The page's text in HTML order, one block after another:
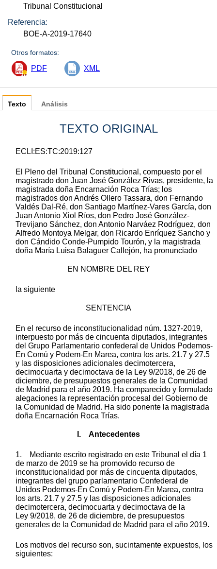
Tribunal Constitucional
Referencia:
BOE-A-2019-17640
Otros formatos:
PDF XML
Texto
TEXTO ORIGINAL
ECLI:ES:TC:2019:127
El Pleno del Tribunal Constitucional, compuesto por el
magistrado don Juan José González Rivas, presidente, la
magistrada doña Encarnación Roca Trías; los
magistrados don Andrés Ollero Tassara, don Fernando
Valdés Dal-Ré, don Santiago Martínez-Vares García, don
Juan Antonio Xiol Ríos, don Pedro José González-
Trevijano Sánchez, don Antonio Narváez Rodríguez, don
Alfredo Montoya Melgar, don Ricardo Enríquez Sancho y
don Cándido Conde-Pumpido Tourón, y la magistrada
doña María Luisa Balaguer Callejón, ha pronunciado
EN NOMBRE DEL REY
la siguiente
SENTENCIA
En el recurso de inconstitucionalidad núm. 1327-2019,
interpuesto por más de cincuenta diputados, integrantes
del Grupo Parlamentario confederal de Unidos Podemos-
En Comú y Podem-En Marea, contra los arts. 21.7 y 27.5
y las disposiciones adicionales decimotercera,
decimocuarta y decimoctava de la Ley 9/2018, de 26 de
diciembre, de presupuestos generales de la Comunidad
de Madrid para el año 2019. Ha comparecido y formulado
alegaciones la representación procesal del Gobierno de
la Comunidad de Madrid. Ha sido ponente la magistrada
doña Encarnación Roca Trías.
I. Antecedentes
1. Mediante escrito registrado en este Tribunal el día 1
de marzo de 2019 se ha promovido recurso de
inconstitucionalidad por más de cincuenta diputados,
integrantes del grupo parlamentario Confederal de
Unidos Podemos-En Comú y Podem-En Marea, contra
los arts. 21.7 y 27.5 y las disposiciones adicionales
decimotercera, decimocuarta y decimoctava de la
Ley 9/2018, de 26 de diciembre, de presupuestos
generales de la Comunidad de Madrid para el año 2019.
Los motivos del recurso son, sucintamente expuestos, los
siguientes:
Análisis